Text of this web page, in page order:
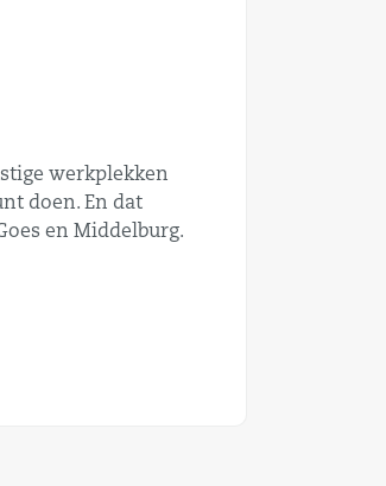
werkplekken
doen. En dat
en Middelburg.